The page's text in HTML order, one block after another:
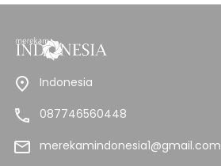
Indonesia
087746560448
merekamindonesia1@gmail.com